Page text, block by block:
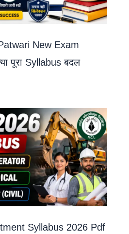
New Exam
पूरा Syllabus बदल
Syllabus 2026 Pdf